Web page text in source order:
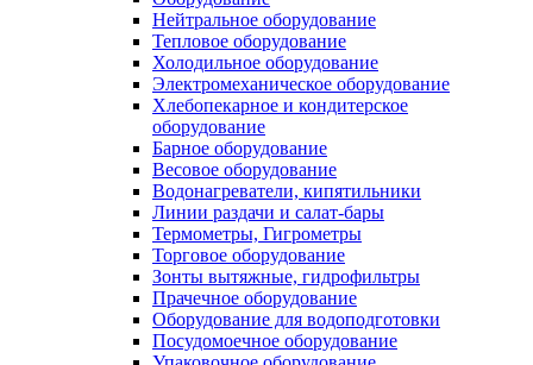
Нейтральное оборудование
Тепловое оборудование
Холодильное оборудование
Электромеханическое оборудование
Хлебопекарное и кондитерское
оборудование
Барное оборудование
Весовое оборудование
Водонагреватели, кипятильники
Линии раздачи и салат-бары
Термометры, Гигрометры
Торговое оборудование
Зонты вытяжные, гидрофильтры
Прачечное оборудование
Оборудование для водоподготовки
Посудомоечное оборудование